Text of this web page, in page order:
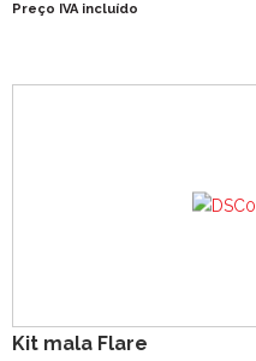
Preço IVA incluído
Kit mala Flare